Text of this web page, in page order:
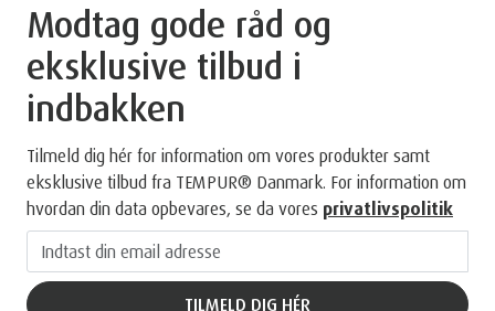
Modtag gode råd og
eksklusive tilbud i
indbakken
Tilmeld dig hér for information om vores produkter samt
eksklusive tilbud fra TEMPUR® Danmark. For information om
hvordan din data opbevares, se da vores privatlivspolitik